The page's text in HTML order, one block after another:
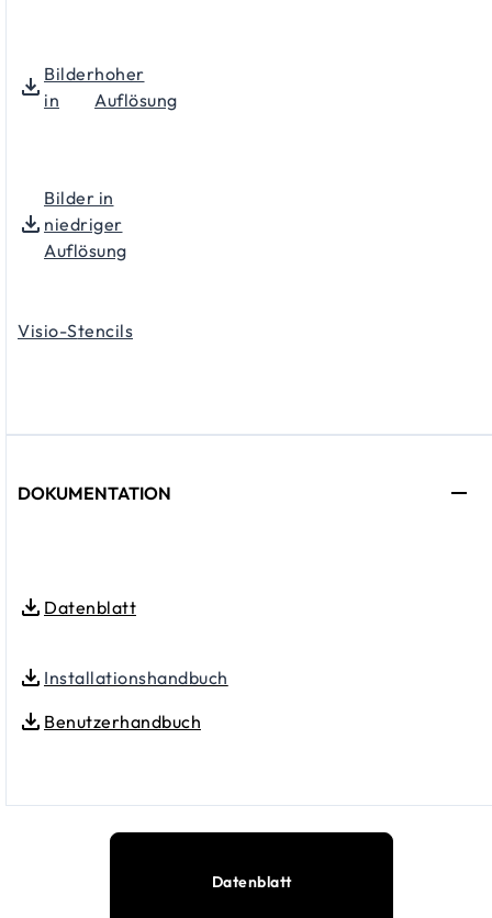
Bilder
in
hoher
Auflösung
Bilder in
niedriger
Auflösung
Visio-Stencils
DOKUMENTATION
Datenblatt
Installationshandbuch
Benutzerhandbuch
Datenblatt